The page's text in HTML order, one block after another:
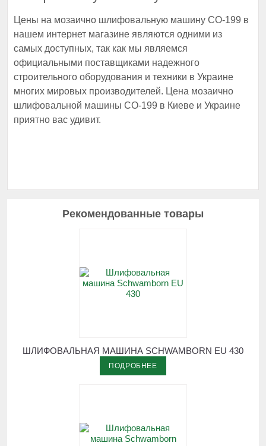
Цены на мозаично шлифовальную машину СО-199 в
нашем интернет магазине являются одними из
самых доступных, так как мы являемся
официальными поставщиками надежного
строительного оборудования и техники в Украине
многих мировых производителей. Цена мозаично
шлифовальной машины СО-199 в Киеве и Украине
приятно вас удивит.
Рекомендованные товары
ШЛИФОВАЛЬНАЯ МАШИНА SCHWAMBORN EU 430
ПОДРОБНЕЕ